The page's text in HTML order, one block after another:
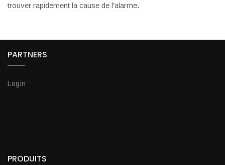
trouver rapidement la cause de l'alarme.
PARTNERS
Login
PRODUITS